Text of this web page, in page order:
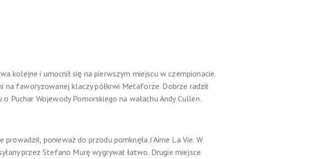
kolejne i umocnił się na pierwszym miejscu w czempionacie.
faworyzowanej klaczy półkrwi Metaforze. Dobrze radził
Wojewody Pomorskiego na wałachu Andy Cullen.
ponieważ do przodu pomknęła J’Aime La Vie. W
przez Stefano Murę wygrywał łatwo. Drugie miejsce